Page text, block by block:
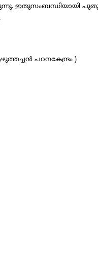
ഇതുസംബന്ധിയായി പുതു
പഠനകേന്ദ്രം )